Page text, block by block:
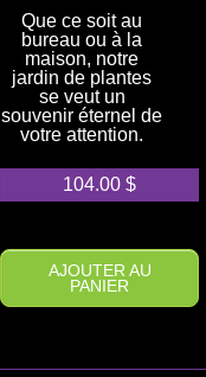
Que ce soit au
bureau ou à la
maison, notre
jardin de plantes
se veut un
souvenir éternel de
votre attention.
104.00 $
AJOUTER AU
PANIER